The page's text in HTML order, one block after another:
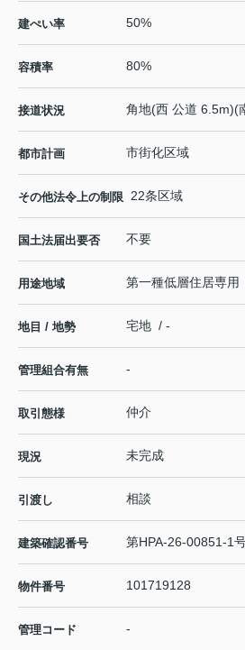
建ぺい率 50%
容積率 80%
接道状況 角地(西 公道 6.5m)(
都市計画 市街化区域
その他法令上の制限 22条区域
国土法届出要否 不要
用途地域 第一種低層住居専用
地目 / 地勢 宅地 / -
管理組合有無 -
取引態様 仲介
現況 未完成
引渡し 相談
建築確認番号 第HPA-26-00851-1
物件番号 101719128
管理コード -